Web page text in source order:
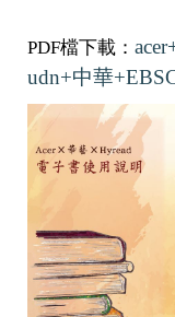
PDF檔下載：
udn+中華